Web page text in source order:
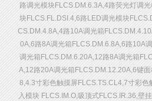
路调光模块FLCS.DM.6.3A,4路荧光灯调
块FLCS.FL.DSI.4,6路LED调光模块
CS.DM.4.8A,4路10A调光箱
0A,6路8A调光箱FLCS.DM.6.8A,6路10A
调光箱FLCS.DM.6.20A,12路8A调光箱
A,12路20A调光箱FLCS.DM.12.20A,6键面
8,4.3寸彩色触摸屏FLCS.TS.CL4,7寸彩
入模块 FLCS.IM.O,吸顶式FLCS.IR.36,壁